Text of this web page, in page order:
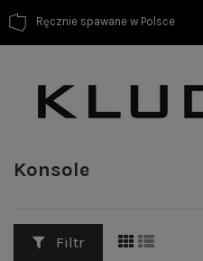
Ręcznie spawane w Polsce
Konsole
Filtr